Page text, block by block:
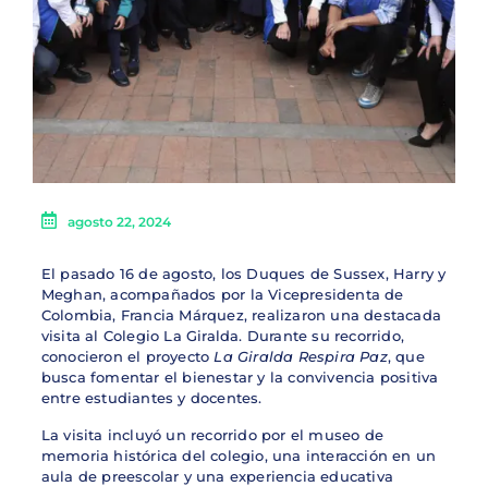
agosto 22, 2024
El pasado 16 de agosto, los Duques de Sussex, Harry y
Meghan, acompañados por la Vicepresidenta de
Colombia, Francia Márquez, realizaron una destacada
visita al Colegio La Giralda. Durante su recorrido,
conocieron el proyectoLa Giralda Respira Paz, que
busca fomentar el bienestar y la convivencia positiva
entre estudiantes y docentes.
La visita incluyó un recorrido por el museo de
memoria histórica del colegio, una interacción en un
aula de preescolar y una experiencia educativa